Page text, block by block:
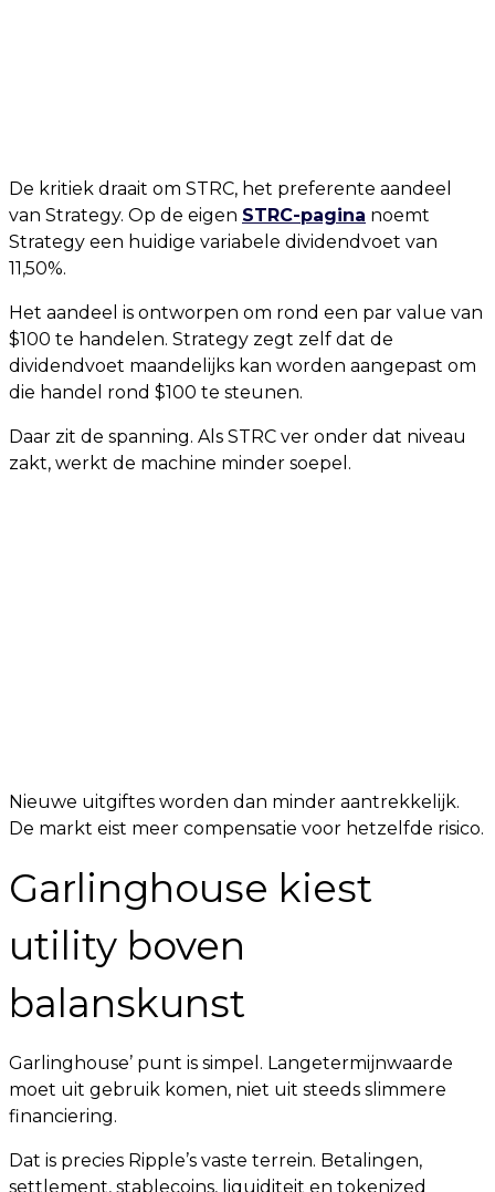
De kritiek draait om STRC, het preferente aandeel
van Strategy. Op de eigen STRC-pagina noemt
Strategy een huidige variabele dividendvoet van
11,50%.
Het aandeel is ontworpen om rond een par value van
$100 te handelen. Strategy zegt zelf dat de
dividendvoet maandelijks kan worden aangepast om
die handel rond $100 te steunen.
Daar zit de spanning. Als STRC ver onder dat niveau
zakt, werkt de machine minder soepel.
Nieuwe uitgiftes worden dan minder aantrekkelijk.
De markt eist meer compensatie voor hetzelfde risico.
Garlinghouse kiest
utility boven
balanskunst
Garlinghouse’ punt is simpel. Langetermijnwaarde
moet uit gebruik komen, niet uit steeds slimmere
financiering.
Dat is precies Ripple’s vaste terrein. Betalingen,
settlement, stablecoins, liquiditeit en tokenized